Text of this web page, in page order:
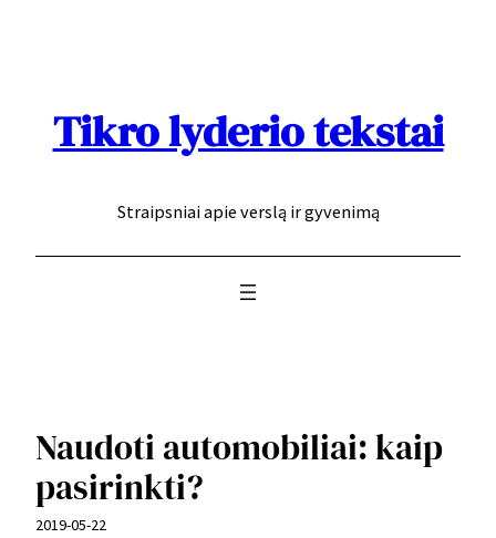
Tikro lyderio tekstai
Straipsniai apie verslą ir gyvenimą
Naudoti automobiliai: kaip
pasirinkti?
2019-05-22